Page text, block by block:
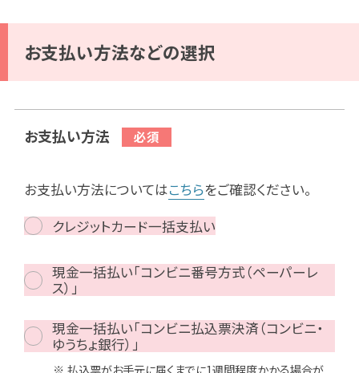
お支払い方法などの選択
お支払い方法
お支払い方法についてはこちらをご確認ください。
クレジットカード一括支払い
現金一括払い「コンビニ番号方式（ペーパーレ
ス）」
現金一括払い「コンビニ払込票決済（コンビニ・
ゆうちょ銀行）」
払込票がお手元に届くまでに1週間程度かかる場合が